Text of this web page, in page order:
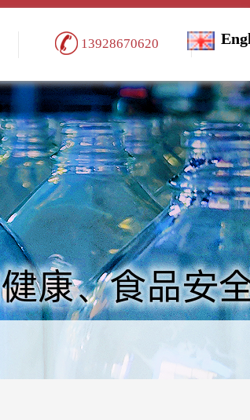
13928670620